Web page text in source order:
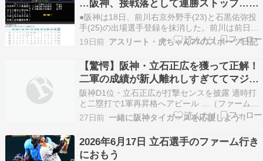
…阪神、接戦落として連勝ストップ…佐
藤、怒りをあらわに！
●阪神は18日、前川右京外野手(23)と石黒佑弥投
手(25)の出場選手登録を抹消した。前川は前日17
日の広島戦(マツダ)の 7回に、島内の 152キロの
直球が右肩甲骨に直撃。一夜明けたこの日に広島
市内の病院を受診したところ、｢右肩甲骨骨折｣と
診断されたことが球団から発表された。…
19日前 アスリート・虎ちゃん77のスポーツ日記
【驚愕】阪神・立石正広を獲って正解！
二軍の成績が新人離れしすぎててマジで
草ｗｗｗ
阪神D1位・立石正広が打撃センスを披露 適時打
と二塁打で1軍再昇格へアピール …（ファーム・
リーグ西地区、オリックス0―4阪神、10日、杉本
商事BS）阪神のD1位・立石正広内野手（22）＝
創価大＝が打撃センスを披露した。三回1死…
（出典：サンケイスポーツ） 立石正広 立石 正…
27日前 一緒に阪神タイガースを応援しよう！
2026年6月17日 立石選手のファーム行き
におもう